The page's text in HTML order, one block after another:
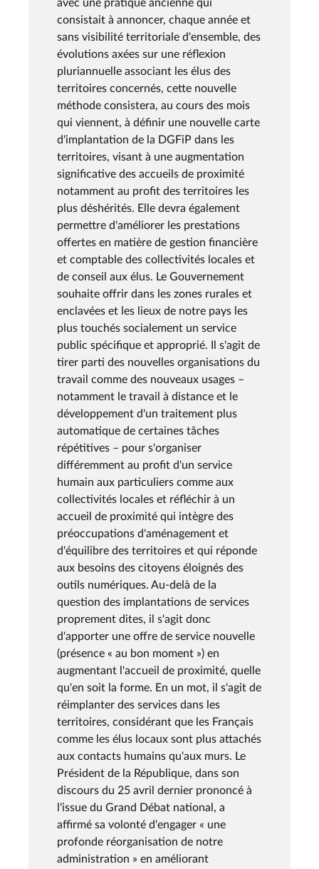
avec une pratique ancienne qui
consistait à annoncer, chaque année et
sans visibilité territoriale d'ensemble, des
évolutions axées sur une réflexion
pluriannuelle associant les élus des
territoires concernés, cette nouvelle
méthode consistera, au cours des mois
qui viennent, à définir une nouvelle carte
d'implantation de la DGFiP dans les
territoires, visant à une augmentation
significative des accueils de proximité
notamment au profit des territoires les
plus déshérités. Elle devra également
permettre d'améliorer les prestations
offertes en matière de gestion financière
et comptable des collectivités locales et
de conseil aux élus. Le Gouvernement
souhaite offrir dans les zones rurales et
enclavées et les lieux de notre pays les
plus touchés socialement un service
public spécifique et approprié. Il s'agit de
tirer parti des nouvelles organisations du
travail comme des nouveaux usages –
notamment le travail à distance et le
développement d'un traitement plus
automatique de certaines tâches
répétitives – pour s'organiser
différemment au profit d'un service
humain aux particuliers comme aux
collectivités locales et réfléchir à un
accueil de proximité qui intègre des
préoccupations d'aménagement et
d'équilibre des territoires et qui réponde
aux besoins des citoyens éloignés des
outils numériques. Au-delà de la
question des implantations de services
proprement dites, il s'agit donc
d'apporter une offre de service nouvelle
(présence « au bon moment ») en
augmentant l'accueil de proximité, quelle
qu'en soit la forme. En un mot, il s'agit de
réimplanter des services dans les
territoires, considérant que les Français
comme les élus locaux sont plus attachés
aux contacts humains qu'aux murs. Le
Président de la République, dans son
discours du 25 avril dernier prononcé à
l'issue du Grand Débat national, a
affirmé sa volonté d'engager « une
profonde réorganisation de notre
administration » en améliorant